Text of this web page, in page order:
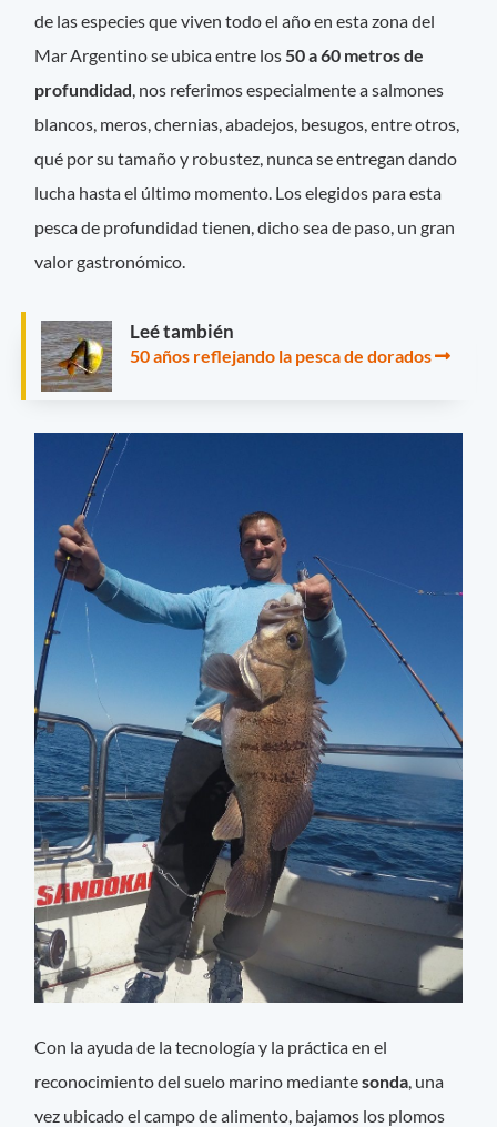
de las especies que viven todo el año en esta zona del
Mar Argentino se ubica entre los50 a 60 metros de
profundidad, nos referimos especialmente a salmones
blancos, meros, chernias, abadejos, besugos, entre otros,
qué por su tamaño y robustez, nunca se entregan dando
lucha hasta el último momento. Los elegidos para esta
pesca de profundidad tienen, dicho sea de paso, un gran
valor gastronómico.
Leé también
50 años reflejando la pesca de dorados
Con la ayuda de la tecnología y la práctica en el
reconocimiento del suelo marino mediantesonda, una
vez ubicado el campo de alimento, bajamos los plomos